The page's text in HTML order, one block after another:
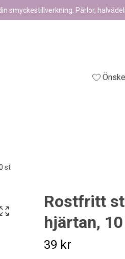
smyckestillverkning. Pärlor,
st
Rostfritt
hjärtan,
39 kr